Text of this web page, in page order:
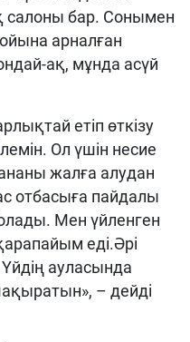
салоны бар. Сонымен
арналған
ақ, мұнда асүй
етіп өткізу
Ол үшін несие
жалға алудан
отбасыға пайдалы
Мен үйленген
еді.Әрі
ауласында
– дейді